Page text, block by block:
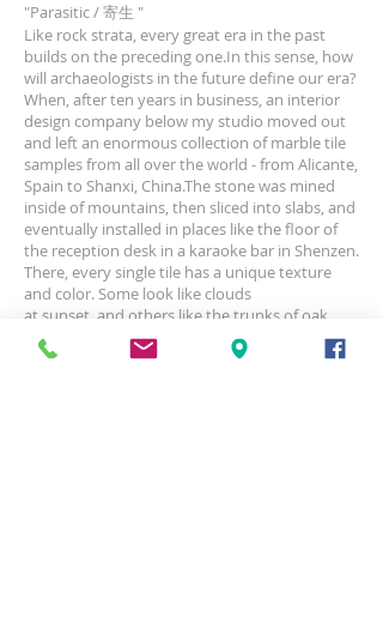
"Parasitic / 寄生 "
Like rock strata, every great era in the past
builds on the preceding one.In this sense, how
will archaeologists in the future define our era?
When, after ten years in business, an interior
design company below my studio moved out
and left an enormous collection of marble tile
samples from all over the world - from Alicante,
Spain to Shanxi, China.The stone was mined
inside of mountains, then sliced into slabs, and
eventually installed in places like the floor of
the reception desk in a karaoke bar in Shenzen.
There, every single tile has a unique texture
and color. Some look like clouds
at sunset, and others like the trunks of oak
trees. Though worthless in terms of resale
value, every single piece is precious to me as an